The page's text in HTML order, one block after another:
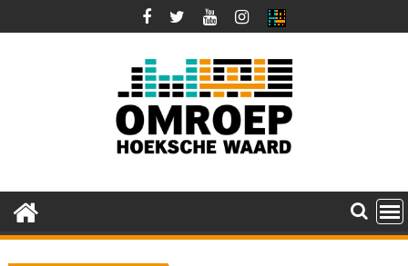
naar